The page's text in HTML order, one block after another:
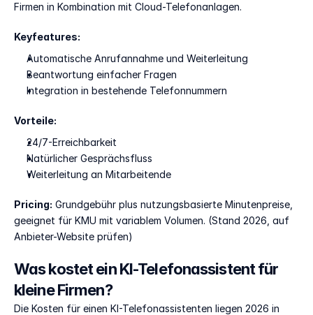
Firmen in Kombination mit Cloud-Telefonanlagen.
Keyfeatures:
Automatische Anrufannahme und Weiterleitung
Beantwortung einfacher Fragen
Integration in bestehende Telefonnummern
Vorteile:
24/7-Erreichbarkeit
Natürlicher Gesprächsfluss
Weiterleitung an Mitarbeitende
Pricing: Grundgebühr plus nutzungsbasierte Minutenpreise,
geeignet für KMU mit variablem Volumen. (Stand 2026, auf
Anbieter-Website prüfen)
Was kostet ein KI-Telefonassistent für
kleine Firmen?
Die Kosten für einen KI-Telefonassistenten liegen 2026 in